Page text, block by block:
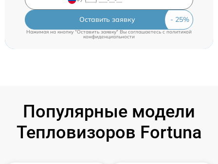
Оставить заявку
Нажимая на кнопку "Оставить заявку" Вы соглашаетесь c политикой
конфиденциальности
Популярные модели
Тепловизоров Fortuna